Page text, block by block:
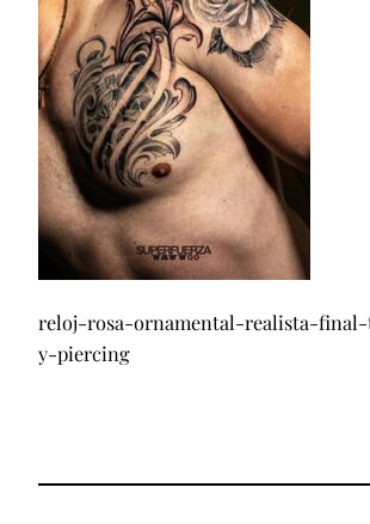
reloj-rosa-ornamental-realista-
y-piercing